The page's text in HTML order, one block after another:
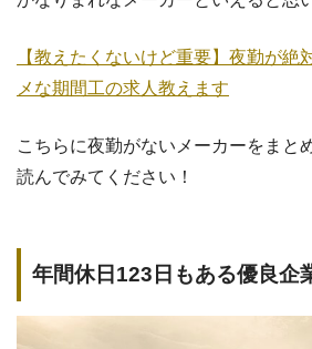
【教えたくないけど重要】夜勤が絶
メな期間工の求人教えます
こちらに夜勤がないメーカーをまと
読んでみてください！
年間休日123日もある優良企